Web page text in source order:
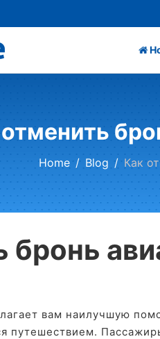
Home Blog Как
бронь
вам наилучшую
путешествием.